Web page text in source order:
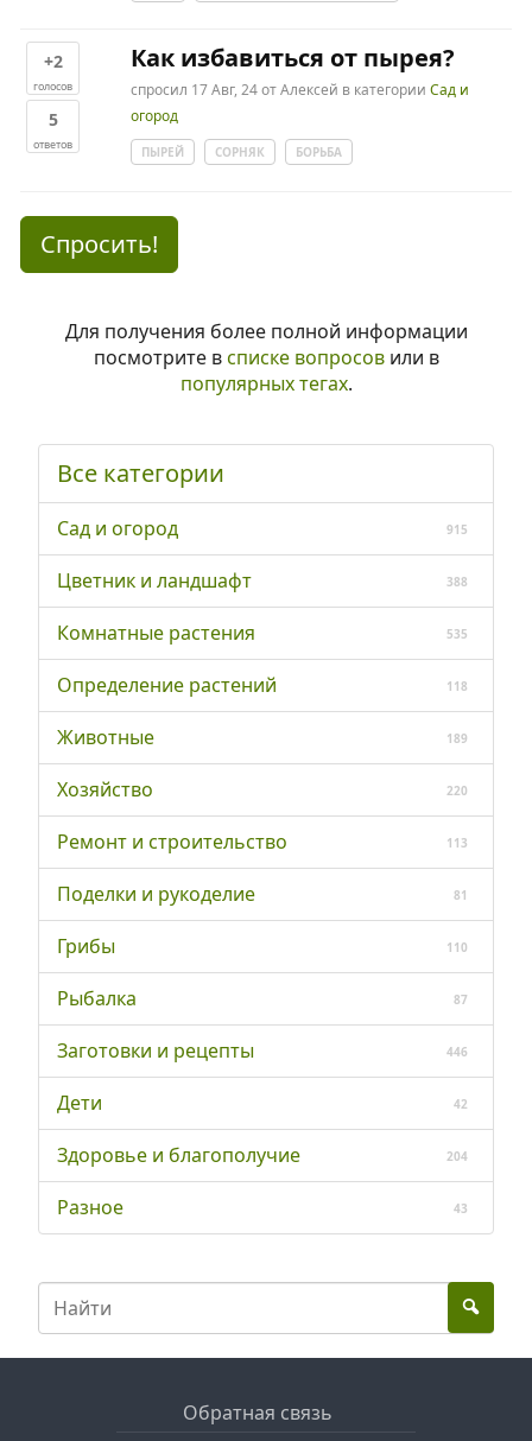
+2
голосов
5
ответов
Как избавиться от пырея?
спросил 17 Авг, 24отАлексей в категорииСад и
огород
ПЫРЕЙ СОРНЯК БОРЬБА
Спросить!
Для получения более полной информации
посмотрите всписке вопросовили в
популярных тегах.
Все категории
Сад и огород 915
Цветник и ландшафт 388
Комнатные растения 535
Определение растений 118
Животные 189
Хозяйство 220
Ремонт и строительство 113
Поделки и рукоделие 81
Грибы 110
Рыбалка 87
Заготовки и рецепты 446
Дети 42
Здоровье и благополучие 204
Разное 43
Обратная связь